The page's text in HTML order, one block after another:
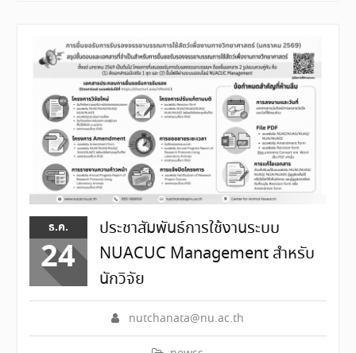
ธ.ค.
24
ประชาสัมพันธ์การใช้งานระบบ
NUACUC Management สำหรับ
นักวิจัย
nutchanata@nu.ac.th